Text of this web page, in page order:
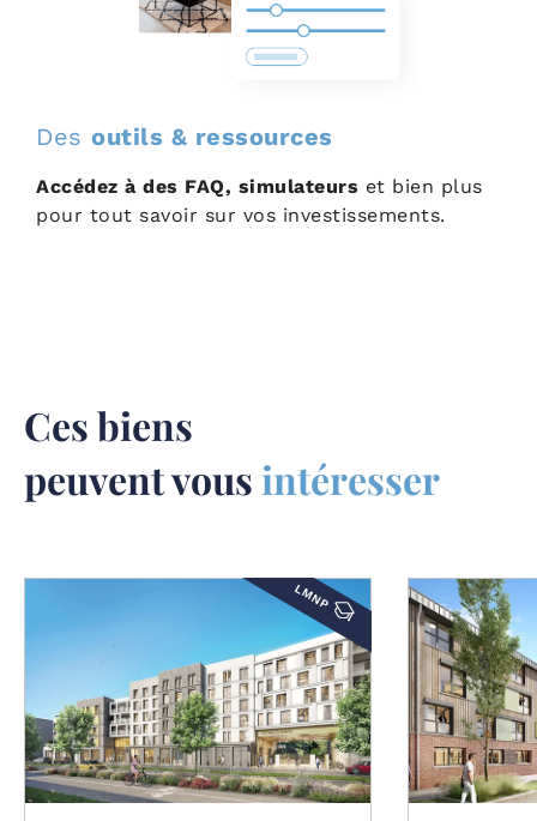
Des outils & ressources
Accédez à des FAQ, simulateurs et bien plus
pour tout savoir sur vos investissements.
Ces biens
peuvent vous intéresser
LMNP